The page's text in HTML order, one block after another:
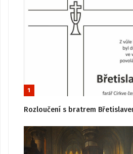
1
Rozloučení s bratrem